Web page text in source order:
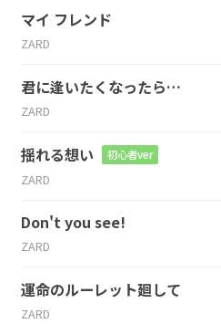
マイ フレンド
ZARD
君に逢いたくなったら…
ZARD
揺れる想い 初心者ver
ZARD
Don't you see!
ZARD
運命のルーレット廻して
ZARD